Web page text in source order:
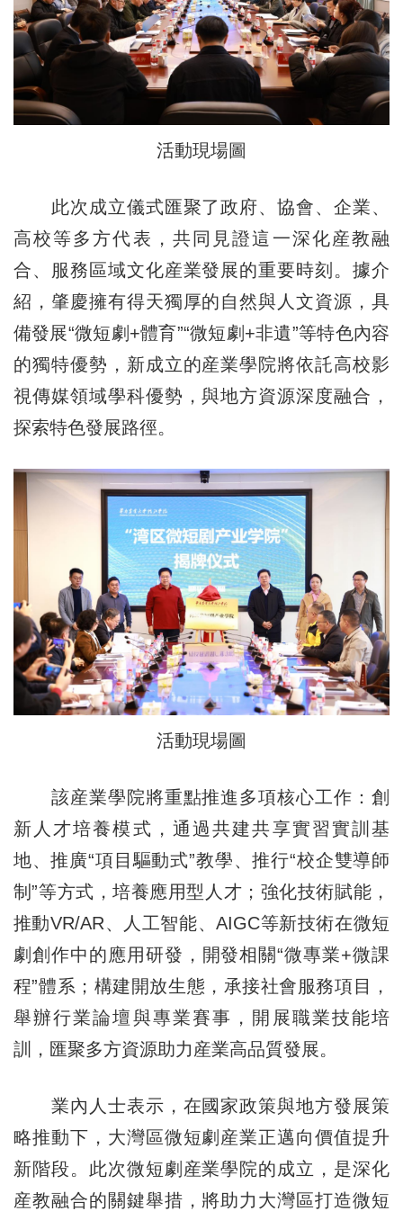
活動現場圖
此次成立儀式匯聚了政府、協會、企業、
高校等多方代表，共同見證這一深化産教融
合、服務區域文化産業發展的重要時刻。據介
紹，肇慶擁有得天獨厚的自然與人文資源，具
備發展“微短劇+體育”“微短劇+非遺”等特色內容
的獨特優勢，新成立的産業學院將依託高校影
視傳媒領域學科優勢，與地方資源深度融合，
探索特色發展路徑。
活動現場圖
該産業學院將重點推進多項核心工作：創
新人才培養模式，通過共建共享實習實訓基
地、推廣“項目驅動式”教學、推行“校企雙導師
制”等方式，培養應用型人才；強化技術賦能，
推動VR/AR、人工智能、AIGC等新技術在微短
劇創作中的應用研發，開發相關“微專業+微課
程”體系；構建開放生態，承接社會服務項目，
舉辦行業論壇與專業賽事，開展職業技能培
訓，匯聚多方資源助力産業高品質發展。
業內人士表示，在國家政策與地方發展策
略推動下，大灣區微短劇産業正邁向價值提升
新階段。此次微短劇産業學院的成立，是深化
産教融合的關鍵舉措，將助力大灣區打造微短